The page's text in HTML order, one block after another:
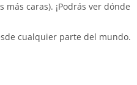
caras). ¡Podrás ver dónde
cualquier parte del mundo.